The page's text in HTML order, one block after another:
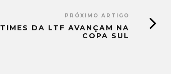
PRÓXIMO ARTIGO
TIMES DA LTF AVANÇAM NA
COPA SUL